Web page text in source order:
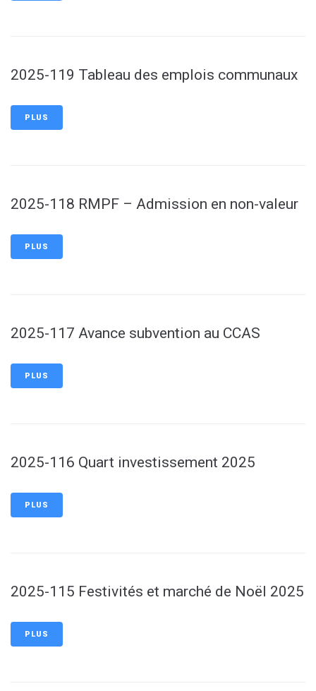
2025-119 Tableau des emplois communaux
PLUS
2025-118 RMPF – Admission en non-valeur
PLUS
2025-117 Avance subvention au CCAS
PLUS
2025-116 Quart investissement 2025
PLUS
2025-115 Festivités et marché de Noël 2025
PLUS